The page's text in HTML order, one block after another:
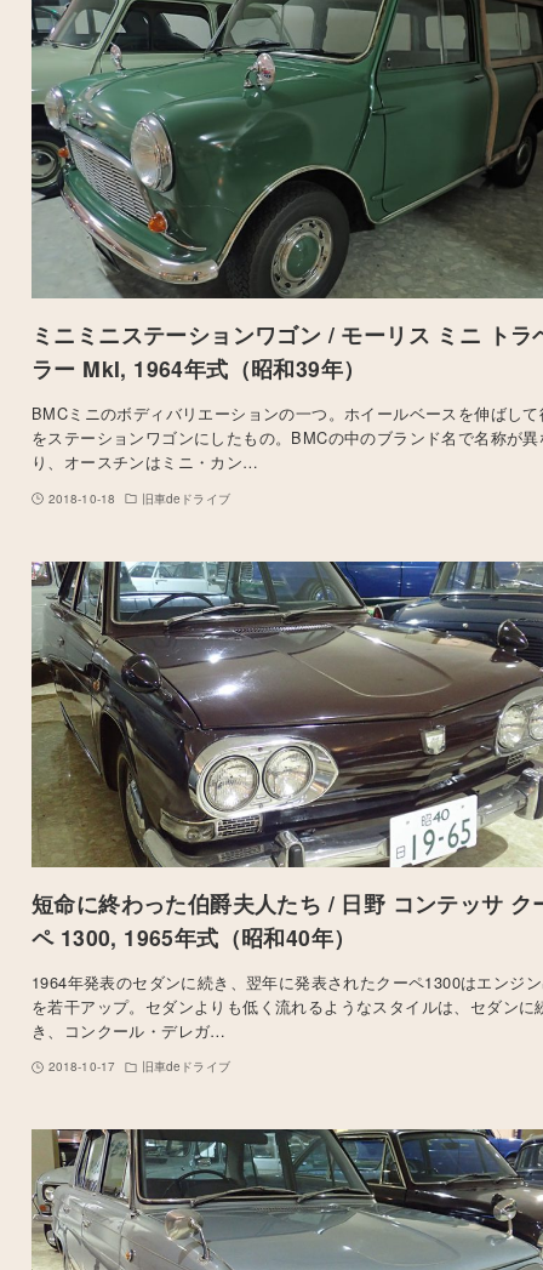
ミニミニステーションワゴン / モーリス ミニ トラ
ラー MkI, 1964年式（昭和39年）
BMCミニのボディバリエーションの一つ。ホイールベースを伸ばし
をステーションワゴンにしたもの。BMCの中のブランド名で名称が異
り、オースチンはミニ・カン…
2018-10-18 旧車deドライブ
短命に終わった伯爵夫人たち / 日野 コンテッサ ク
ペ 1300, 1965年式（昭和40年）
1964年発表のセダンに続き、翌年に発表されたクーペ1300はエンジ
を若干アップ。セダンよりも低く流れるようなスタイルは、セダンに
き、コンクール・デレガ…
2018-10-17 旧車deドライブ